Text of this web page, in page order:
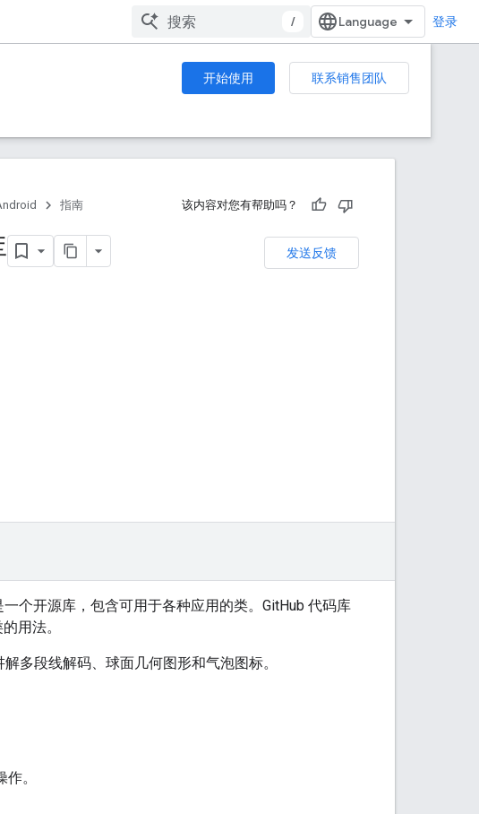
/ 登录
开始使用
联系销售团队
指南 该内容对您有帮助吗？
发送反馈
一个开源库，包含可用于各种应用的类。GitHub 代码库
用法。
多段线解码、球面几何图形和气泡图标。
。